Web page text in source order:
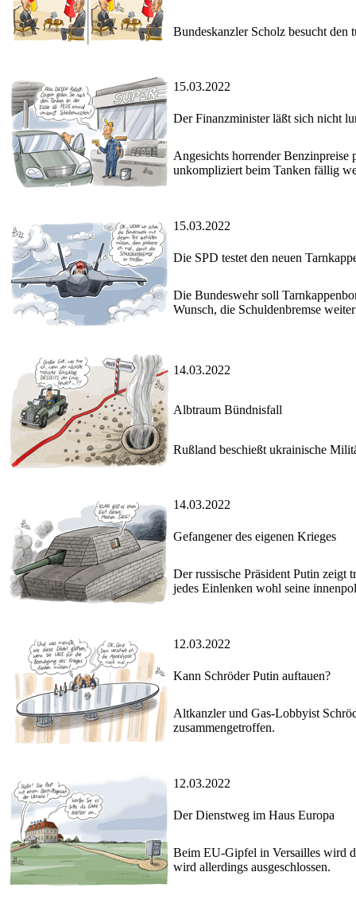
Bundeskanzler Scholz besucht
15.03.2022
Der Finanzminister läßt sich nicht
Angesichts horrender Benzinpreise
unkompliziert beim Tanken fällig
15.03.2022
Die SPD testet den neuen
Die Bundeswehr soll
Wunsch, die Schuldenbremse
14.03.2022
Albtraum Bündnisfall
Rußland beschießt ukrainische
14.03.2022
Gefangener des eigenen Krieges
Der russische Präsident Putin zeigt
jedes Einlenken wohl seine
12.03.2022
Kann Schröder Putin auftauen?
Altkanzler und Gas-Lobbyist
zusammengetroffen.
12.03.2022
Der Dienstweg im Haus Europa
Beim EU-Gipfel in Versailles wird
wird allerdings ausgeschlossen.